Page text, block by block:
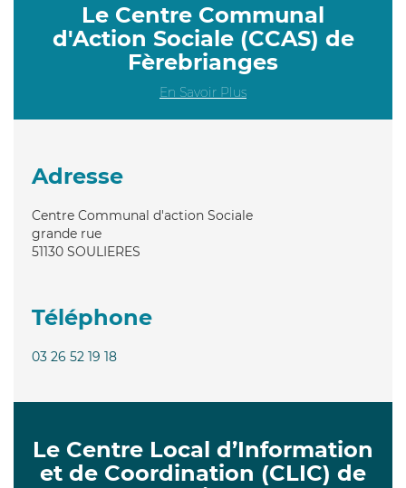
Le Centre Communal
d'Action Sociale (CCAS) de
Fèrebrianges
En Savoir Plus
Adresse
Centre Communal d'action Sociale
grande rue
51130 SOULIERES
Téléphone
03 26 52 19 18
Le Centre Local d’Information
et de Coordination (CLIC) de